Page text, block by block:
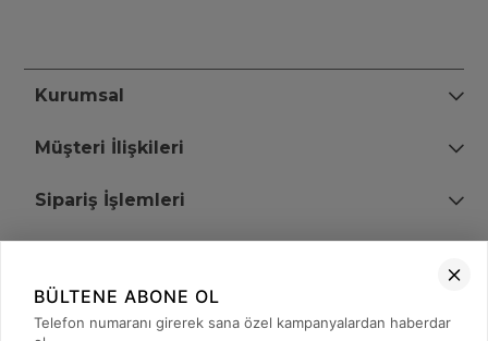
Kurumsal
Müşteri İlişkileri
Sipariş İşlemleri
+90 (850) 473 08 08
BÜLTENE ABONE OL
Telefon numaranı girerek sana özel kampanyalardan haberdar